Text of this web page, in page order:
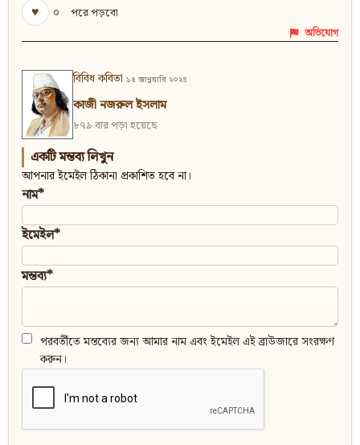
♥
০ পরে পড়বো
অভিযোগ
বিবিধ কবিতা ১৫ জানুয়ারি ২০২৪
কাজী নজরুল ইসলাম
৮৭৯ বার পড়া হয়েছে
একটি মন্তব্য লিখুন
আপনার ইমেইল ঠিকানা প্রকাশিত হবে না।
নাম*
ইমেইল*
মন্তব্য*
পরবর্তীতে মন্তব্যের জন্য আমার নাম এবং ইমেইল এই ব্রাউজারে সংরক্ষণ
করুন।